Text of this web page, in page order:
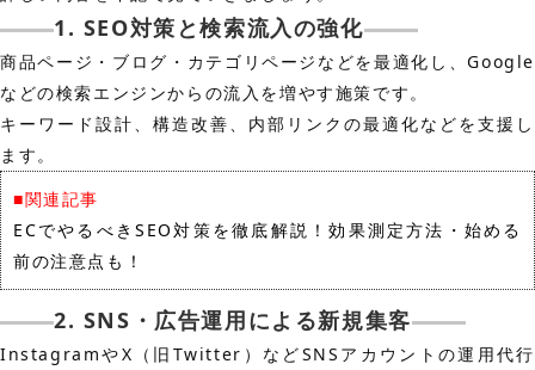
1. SEO対策と検索流入の強化
商品ページ・ブログ・カテゴリページなどを最適化し、Google
などの検索エンジンからの流入を増やす施策です。
キーワード設計、構造改善、内部リンクの最適化などを支援し
ます。
■関連記事
ECでやるべきSEO対策を徹底解説！効果測定方法・始める
前の注意点も！
2. SNS・広告運用による新規集客
InstagramやX（旧Twitter）などSNSアカウントの運用代行